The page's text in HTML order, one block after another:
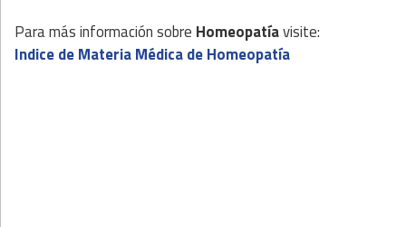
Para más información sobre Homeopatíavisite:
Indice de Materia Médica de Homeopatía